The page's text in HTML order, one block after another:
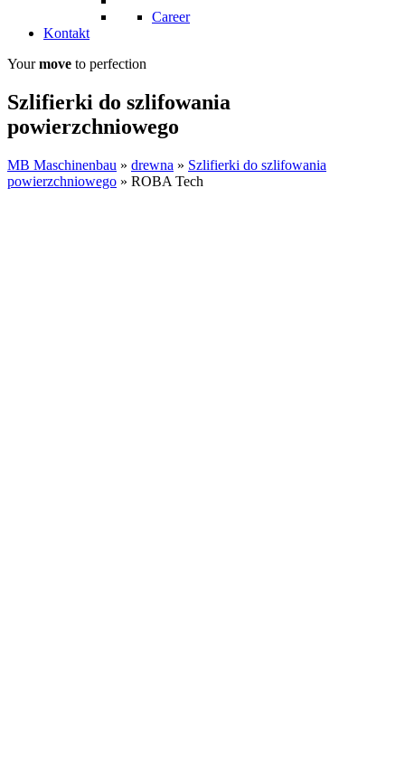
Career
Kontakt
Yourmove to perfection
Szlifierki do szlifowania
powierzchniowego
MB Maschinenbau » drewna » Szlifierki do szlifowania
powierzchniowego » ROBA Tech